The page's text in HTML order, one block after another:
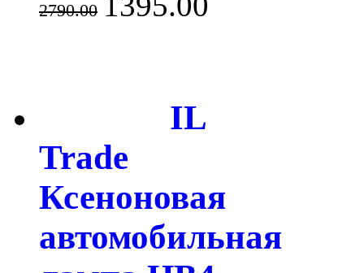
2790.00
IL
Trade
Ксеноновая
автомобильная